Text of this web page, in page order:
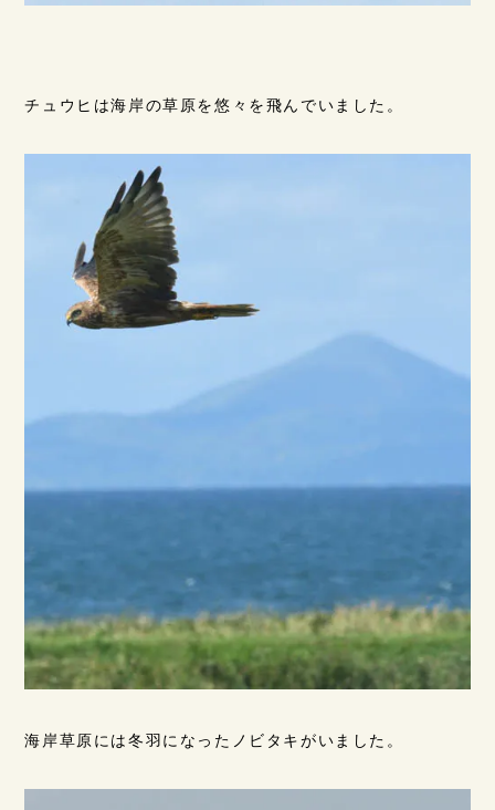
チュウヒは海岸の草原を悠々を飛んでいました。
海岸草原には冬羽になったノビタキがいました。